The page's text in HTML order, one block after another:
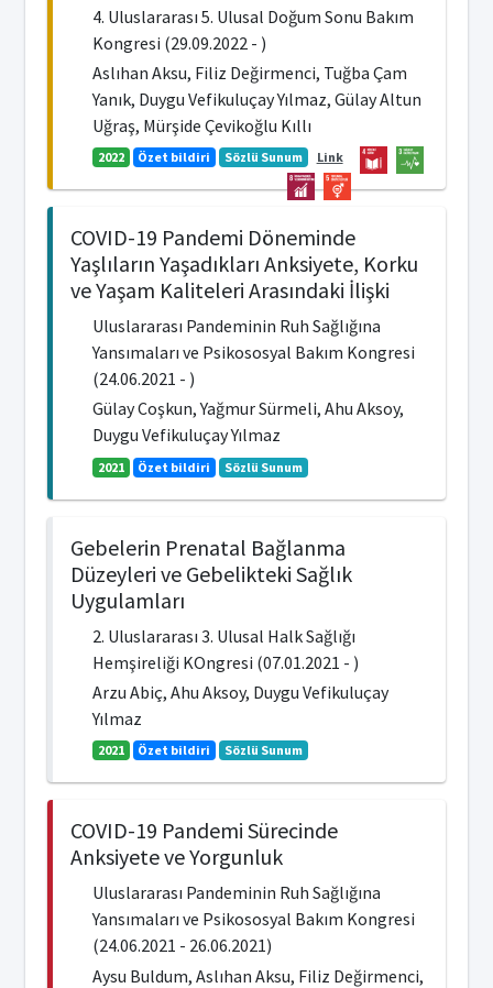
4. Uluslararası 5. Ulusal Doğum Sonu Bakım
Kongresi (29.09.2022 - )
Aslıhan Aksu, Filiz Değirmenci, Tuğba Çam
Yanık, Duygu Vefikuluçay Yılmaz, Gülay Altun
Uğraş, Mürşide Çevikoğlu Kıllı
2022 Özet bildiri Sözlü Sunum Link
COVID-19 Pandemi Döneminde
Yaşlıların Yaşadıkları Anksiyete, Korku
ve Yaşam Kaliteleri Arasındaki İlişki
Uluslararası Pandeminin Ruh Sağlığına
Yansımaları ve Psikososyal Bakım Kongresi
(24.06.2021 - )
Gülay Coşkun, Yağmur Sürmeli, Ahu Aksoy,
Duygu Vefikuluçay Yılmaz
2021 Özet bildiri Sözlü Sunum
Gebelerin Prenatal Bağlanma
Düzeyleri ve Gebelikteki Sağlık
Uygulamları
2. Uluslararası 3. Ulusal Halk Sağlığı
Hemşireliği KOngresi (07.01.2021 - )
Arzu Abiç, Ahu Aksoy, Duygu Vefikuluçay
Yılmaz
2021 Özet bildiri Sözlü Sunum
COVID-19 Pandemi Sürecinde
Anksiyete ve Yorgunluk
Uluslararası Pandeminin Ruh Sağlığına
Yansımaları ve Psikososyal Bakım Kongresi
(24.06.2021 - 26.06.2021)
Aysu Buldum, Aslıhan Aksu, Filiz Değirmenci,